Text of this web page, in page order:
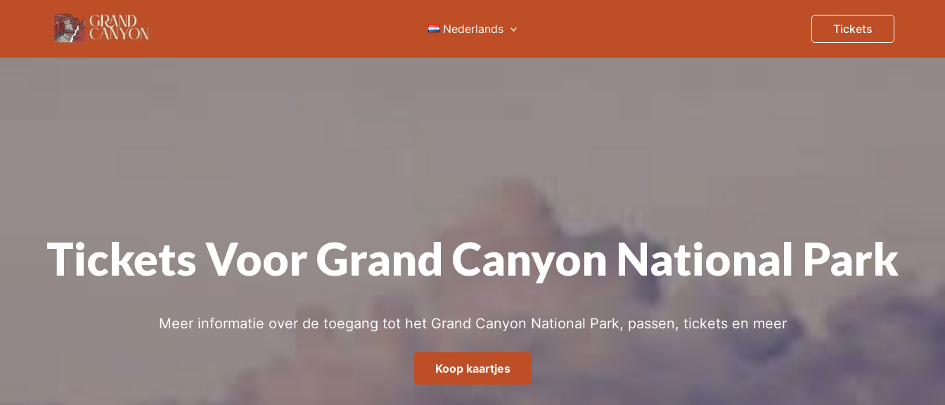
Nederlands Tickets
Tickets Voor Grand Canyon National Park
Meer informatie over de toegang tot het Grand Canyon National Park, passen, tickets en meer
Koop kaartjes